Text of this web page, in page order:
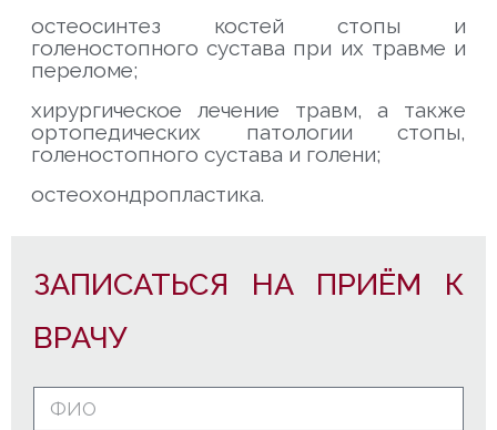
остеосинтез костей стопы и
голеностопного сустава при их травме и
переломе;
хирургическое лечение травм, а также
ортопедических патологии стопы,
голеностопного сустава и голени;
остеохондропластика.
ЗАПИСАТЬСЯ НА ПРИЁМ К
ВРАЧУ